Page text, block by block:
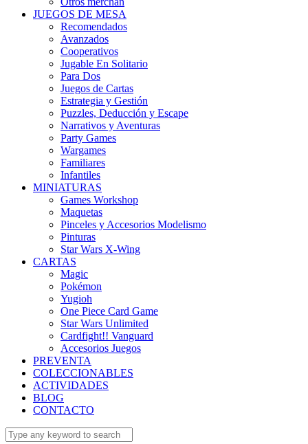
JUEGOS DE MESA
Recomendados
Avanzados
Cooperativos
Jugable En Solitario
Para Dos
Juegos de Cartas
Estrategia y Gestión
Puzzles, Deducción y Escape
Narrativos y Aventuras
Party Games
Wargames
Familiares
Infantiles
MINIATURAS
Games Workshop
Maquetas
Pinceles y Accesorios Modelismo
Pinturas
Star Wars X-Wing
CARTAS
Magic
Pokémon
Yugioh
One Piece Card Game
Star Wars Unlimited
Cardfight!! Vanguard
Accesorios Juegos
PREVENTA
COLECCIONABLES
ACTIVIDADES
BLOG
CONTACTO